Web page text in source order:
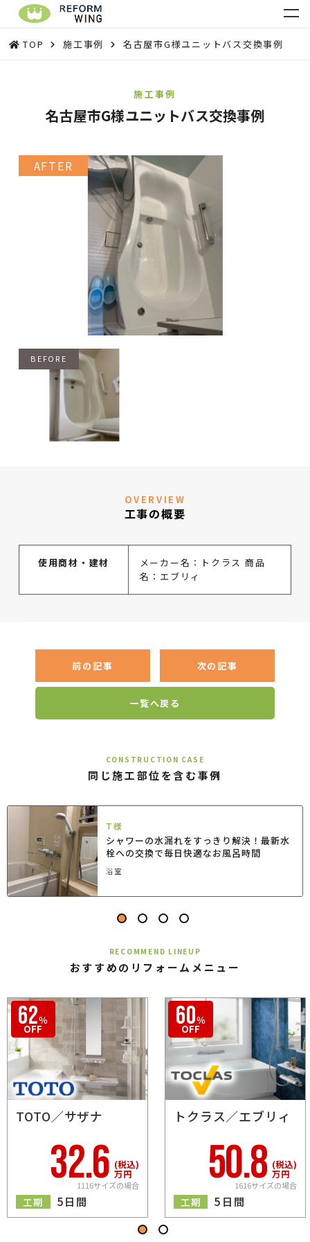
TOP 施工事例 名古屋市G様ユニットバス交換事例
施工事例
名古屋市G様ユニットバス交換事例
OVERVIEW
工事の概要
使用商材・建材
メーカー名：トクラス 商品
名：エブリィ
前の記事 次の記事
一覧へ戻る
CONSTRUCTION CASE
同じ施工部位を含む事例
T様
シャワーの水漏れをすっきり解決！最新水
栓への交換で毎日快適なお風呂時間
浴室
RECOMMEND LINEUP
おすすめのリフォームメニュー
62
TOTO／サザナ
32.6 (税込)
万円
1116サイズの場合
工期 5日間
60
OFF
トクラス／エブリィ
50.8 (税込)
万円
1616サイズの場合
工期 5日間